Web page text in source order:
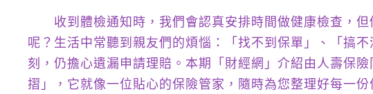
收到體檢通知時，我們會認真安排時間做健康檢查，
呢？生活中常聽到親友們的煩惱：「找不到保單」、「搞
刻，仍擔心遺漏申請理賠。本期「財經網」介紹由人壽保
摺」，它就像一位貼心的保險管家，隨時為您整理好每一